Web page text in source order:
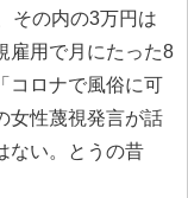
その内の3万円は
雇用で月にたった8
コロナで風俗に可
女性蔑視発言が話
ない。とうの昔